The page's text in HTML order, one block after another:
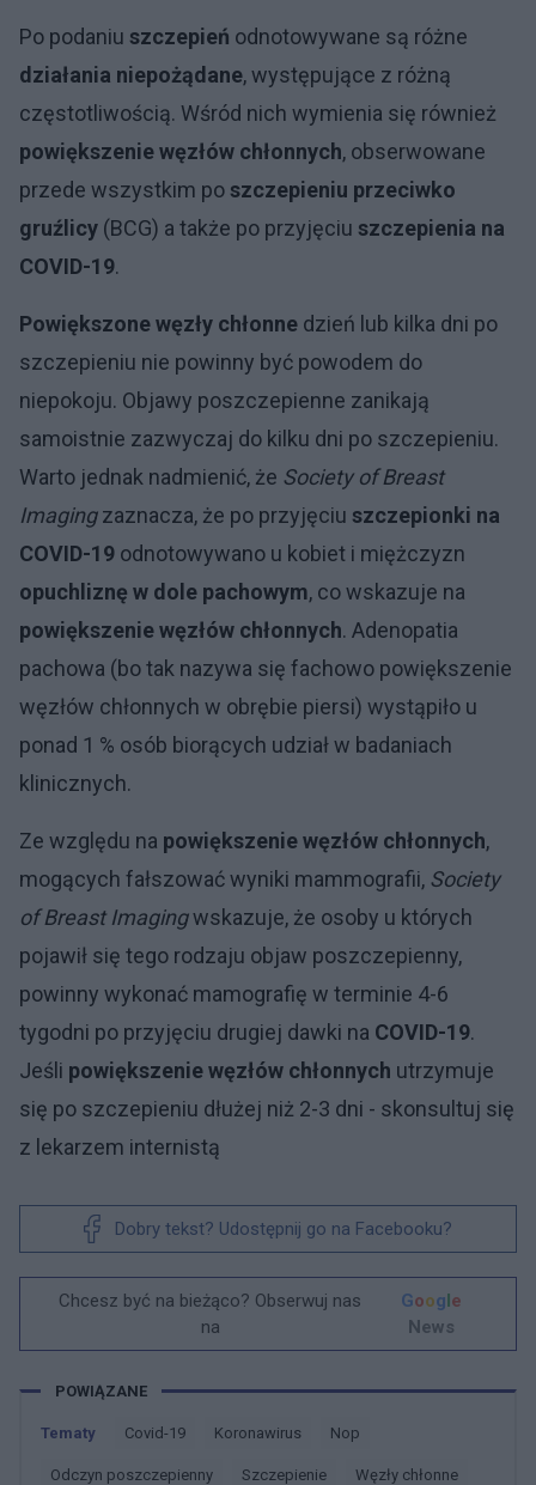
Po podaniu szczepień odnotowywane są różne
działania niepożądane, występujące z różną
częstotliwością. Wśród nich wymienia się również
powiększenie węzłów chłonnych, obserwowane
przede wszystkim po szczepieniu przeciwko
gruźlicy (BCG) a także po przyjęciu szczepienia na
COVID-19.
Powiększone węzły chłonne dzień lub kilka dni po
szczepieniu nie powinny być powodem do
niepokoju. Objawy poszczepienne zanikają
samoistnie zazwyczaj do kilku dni po szczepieniu.
Warto jednak nadmienić, że Society of Breast
Imagingzaznacza, że po przyjęciu szczepionki na
COVID-19 odnotowywano u kobiet i miężczyzn
opuchliznę w dole pachowym, co wskazuje na
powiększenie węzłów chłonnych. Adenopatia
pachowa (bo tak nazywa się fachowo powiększenie
węzłów chłonnych w obrębie piersi) wystąpiło u
ponad 1 % osób biorących udział w badaniach
klinicznych.
Ze względu na powiększenie węzłów chłonnych,
mogących fałszować wyniki mammografii, Society
of Breast Imagingwskazuje, że osoby u których
pojawił się tego rodzaju objaw poszczepienny,
powinny wykonać mamografię w terminie 4-6
tygodni po przyjęciu drugiej dawki na COVID-19.
Jeśli powiększenie węzłów chłonnych utrzymuje
się po szczepieniu dłużej niż 2-3 dni - skonsultuj się
z lekarzem internistą
Dobry tekst? Udostępnij go na Facebooku?
Chcesz być na bieżąco? Obserwuj nas
na
Google
News
POWIĄZANE
Tematy Covid-19 Koronawirus Nop
Odczyn poszczepienny Szczepienie Węzły chłonne